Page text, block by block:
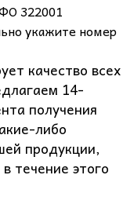
322001
укажите номер
качество всех
14-
получения
либо
продукции,
течение этого